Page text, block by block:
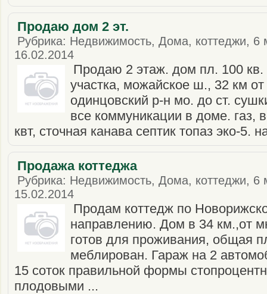
Продаю дом 2 эт.
Рубрика: Недвижимость, Дома, коттеджи, 6
16.02.2014
Продаю 2 этаж. дом пл. 100 кв.
участка, можайское ш., 32 км
одинцовский р-н мо. до ст.
все коммуникации в доме. газ,
квт, сточная канава септик топаз эко-5.
Продажа коттеджа
Рубрика: Недвижимость, Дома, коттеджи, 6
15.02.2014
Продам коттедж по
направлению. Дом в 34 км.,от
готов для проживания, общая
меблирован. Гараж на 2
15 соток правильной формы
плодовыми ...